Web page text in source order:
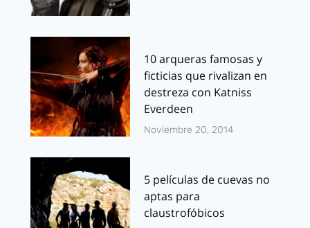
10 arqueras famosas y
ficticias que rivalizan en
destreza con Katniss
Everdeen
Noviembre 20, 2014
5 películas de cuevas no
aptas para
claustrofóbicos